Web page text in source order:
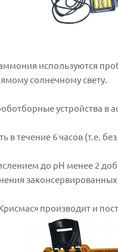
используются
солнечному свету.
устройства в
течение 6 часов (т.е.
до рН менее 2
законсервированных
производит и